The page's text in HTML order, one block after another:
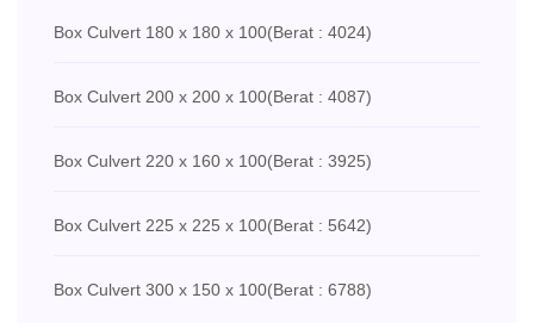
Box Culvert 180 x 180 x 100(Berat : 4024)
Box Culvert 200 x 200 x 100(Berat : 4087)
Box Culvert 220 x 160 x 100(Berat : 3925)
Box Culvert 225 x 225 x 100(Berat : 5642)
Box Culvert 300 x 150 x 100(Berat : 6788)